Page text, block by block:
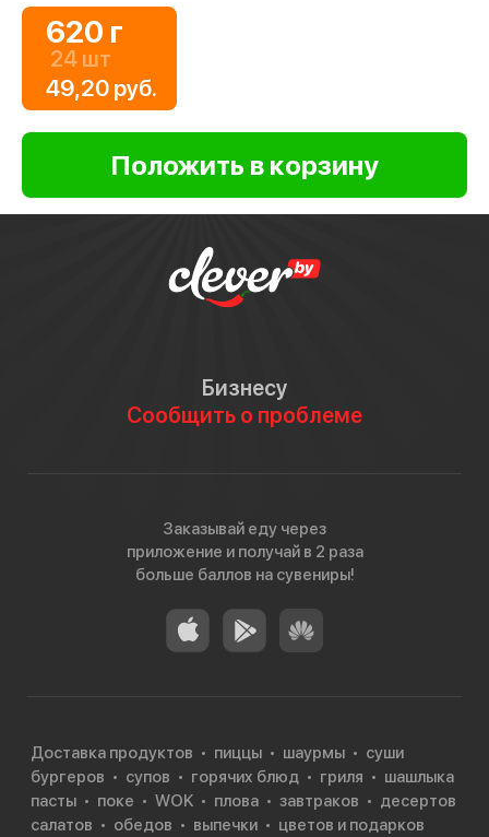
620 г
24 шт
49,20 руб.
Бизнесу
Сообщить о проблеме
Заказывай еду через
приложение и получай в 2 раза
больше баллов на сувениры!
Доставка продуктов пиццы шаурмы
суши
бургеров
супов горячих блюд гриля
шашлыка
пасты
поке WOK плова завтраков
десертов
салатов
обедов выпечки
цветов и подарков